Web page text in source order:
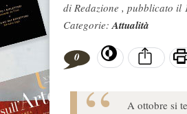
di Redazione , pubblicato il
Categorie:Attualità
0
A ottobre si